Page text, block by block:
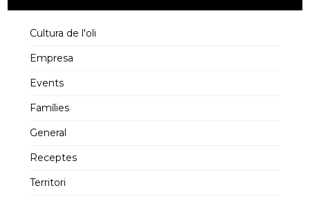
Cultura de l'oli
Empresa
Events
Famílies
General
Receptes
Territori